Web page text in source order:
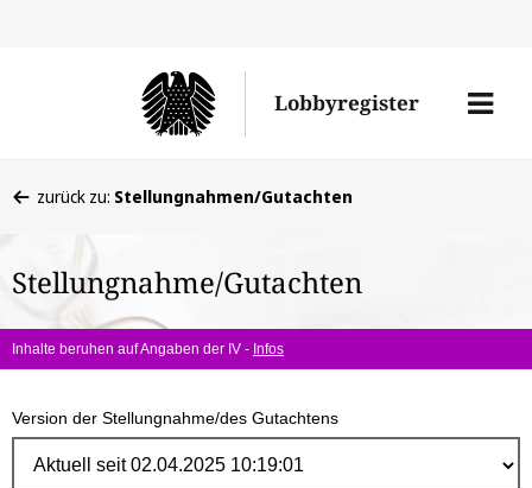
Lobbyregister
Menü
befinden
hier:
zurück zu: Stellungnahmen/Gutachten
Stellungnahme/Gutachten
Inhalte beruhen auf Angaben der IV - Infos
Version der Stellungnahme/des Gutachtens